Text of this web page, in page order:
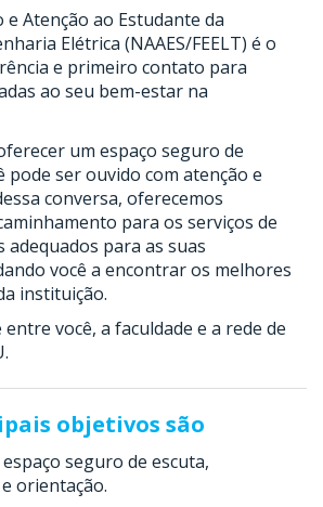
e Atenção ao Estudante da
Elétrica (NAAES/FEELT) é o
e primeiro contato para
ao seu bem-estar na
um espaço seguro de
pode ser ouvido com atenção e
conversa, oferecemos
para os serviços de
adequados para as suas
você a encontrar os melhores
instituição.
você, a faculdade e a rede de
objetivos são
seguro de escuta,
orientação.